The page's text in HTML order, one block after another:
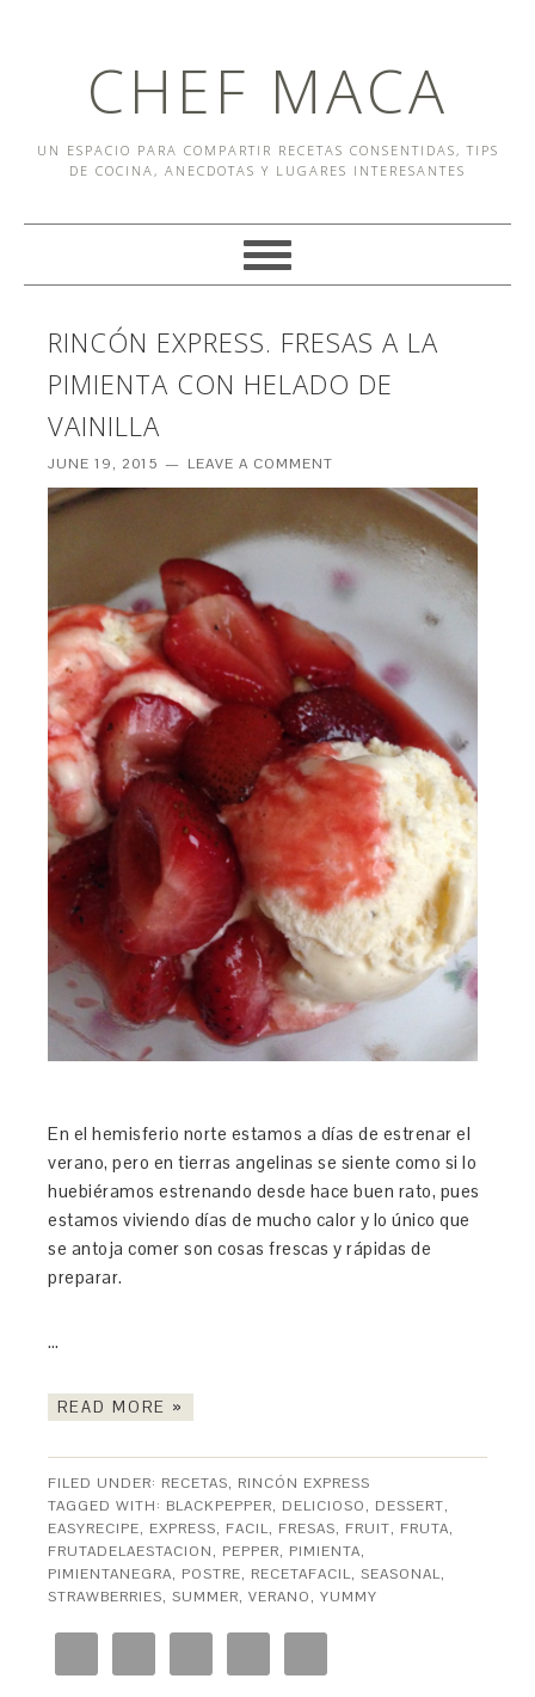
CHEF MACA
UN ESPACIO PARA COMPARTIR RECETAS CONSENTIDAS, TIPS
DE COCINA, ANECDOTAS Y LUGARES INTERESANTES
RINCÓN EXPRESS. FRESAS A LA
PIMIENTA CON HELADO DE
VAINILLA
JUNE 19, 2015 LEAVE A COMMENT
En el hemisferio norte estamos a días de estrenar el
verano, pero en tierras angelinas se siente como si lo
huebiéramos estrenando desde hace buen rato, pues
estamos viviendo días de mucho calor y lo único que
se antoja comer son cosas frescas y rápidas de
preparar.
…
READ MORE »
FILED UNDER: RECETAS, RINCÓN EXPRESS
TAGGED WITH: BLACKPEPPER, DELICIOSO, DESSERT,
EASYRECIPE, EXPRESS, FACIL, FRESAS, FRUIT, FRUTA,
FRUTADELAESTACION, PEPPER, PIMIENTA,
PIMIENTANEGRA, POSTRE, RECETAFACIL,SEASONAL,
STRAWBERRIES,SUMMER,VERANO,YUMMY